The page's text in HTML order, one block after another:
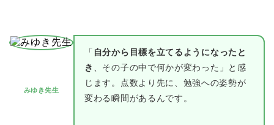
みゆき先生
「 自分から目標を立てるようになったと
き 、その子の中で何かが変わった」と感
じます。点数より先に、勉強への姿勢が
変わる瞬間があるんです。